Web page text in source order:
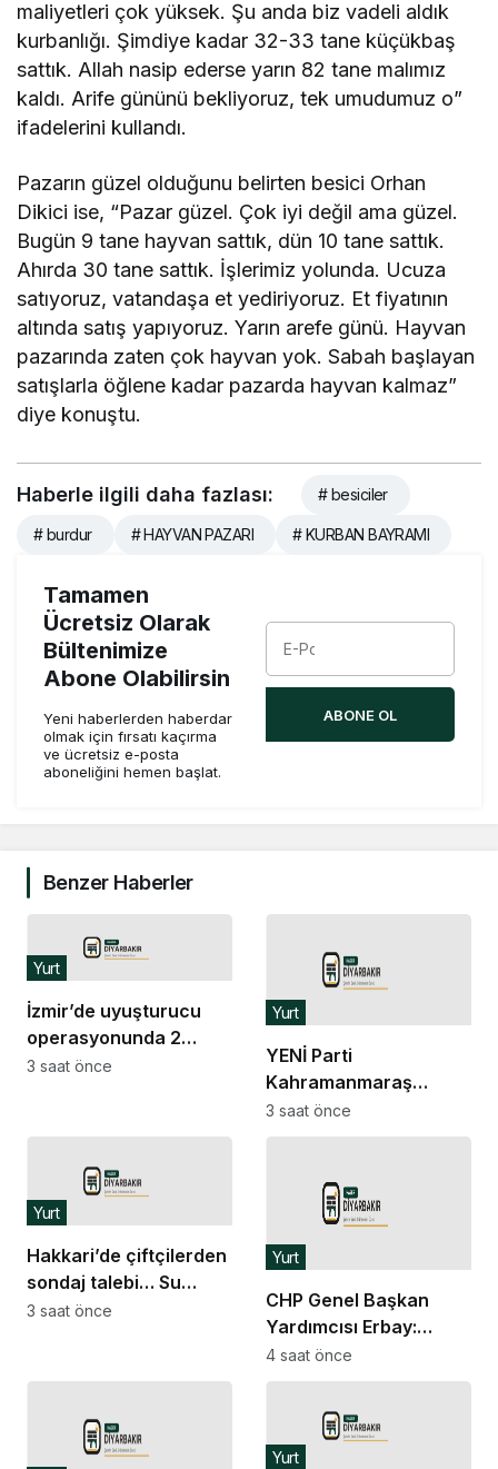
maliyetleri çok yüksek. Şu anda biz vadeli aldık
kurbanlığı. Şimdiye kadar 32-33 tane küçükbaş
sattık. Allah nasip ederse yarın 82 tane malımız
kaldı. Arife gününü bekliyoruz, tek umudumuz o”
ifadelerini kullandı.
Pazarın güzel olduğunu belirten besici Orhan
Dikici ise, “Pazar güzel. Çok iyi değil ama güzel.
Bugün 9 tane hayvan sattık, dün 10 tane sattık.
Ahırda 30 tane sattık. İşlerimiz yolunda. Ucuza
satıyoruz, vatandaşa et yediriyoruz. Et fiyatının
altında satış yapıyoruz. Yarın arefe günü. Hayvan
pazarında zaten çok hayvan yok. Sabah başlayan
satışlarla öğlene kadar pazarda hayvan kalmaz”
diye konuştu.
Haberle ilgili daha fazlası: # besiciler
# burdur # HAYVAN PAZARI # KURBAN BAYRAMI
Tamamen
Ücretsiz Olarak
Bültenimize
Abone Olabilirsin
Yeni haberlerden haberdar
olmak için fırsatı kaçırma
ve ücretsiz e-posta
aboneliğini hemen başlat.
ABONE OL
Benzer Haberler
İzmir’de uyuşturucu
operasyonunda 2
şüpheli tutuklandı
Yurt
3 saat önce
YENİ Parti
Kahramanmaraş
Kurucu İl Başkanı Ateş:
PTT çalışanları için
Yurt
3 saat önce
Hakkari’de çiftçilerden
sondaj talebi… Su
tarlaya ulaşmıyor,
Yurt
3 saat önce
CHP Genel Başkan
Yardımcısı Erbay:
“Hiçbir parti yönetimi
belediye başkanının
ayrılmasını ister mi?
İstemez”
Yurt
4 saat önce
Yurt